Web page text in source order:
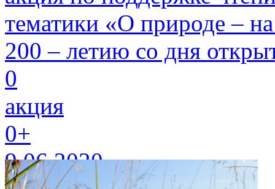
тематики «О природе –
200 – летию со дня
0
акция
0+
9.06.2020